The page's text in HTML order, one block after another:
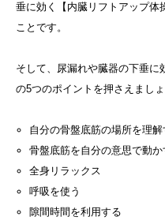
垂に効く【内臓リフトアップ体
ことです。
そして、尿漏れや臓器の下垂
の5つのポイントを押さえましょ
自分の骨盤底筋の場所を理解
骨盤底筋を自分の意思で動か
全身リラックス
呼吸を使う
隙間時間を利用する